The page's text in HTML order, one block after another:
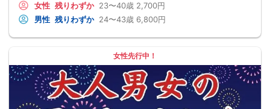
女性 残りわずか 23〜40歳 2,700円
男性 残りわずか 24〜43歳 6,800円
女性先行中！